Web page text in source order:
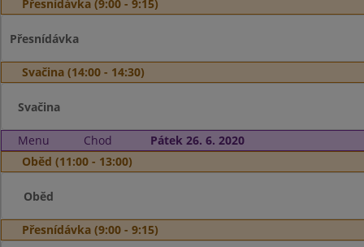
Přesnídávka (9:00 - 9:15)
Přesnídávka
Svačina (14:00 - 14:30)
Svačina
Menu Chod
Pátek 26. 6. 2020
Oběd (11:00 - 13:00)
Oběd
Přesnídávka (9:00 - 9:15)